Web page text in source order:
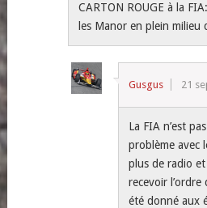
CARTON ROUGE à la
les Manor en plein
Gusgus 21
La FIA n’est
problème avec
plus de radio et
recevoir l’ordre
été donné aux